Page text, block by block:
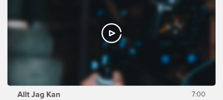
Allt Jag Kan 7:00